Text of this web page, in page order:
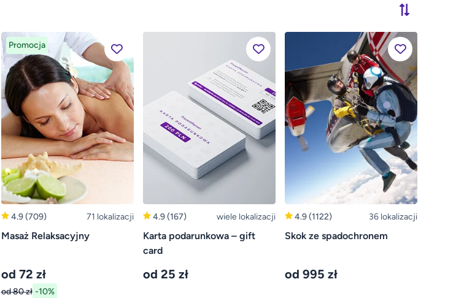
Promocja
4.9(709) 71 lokalizacji
Masaż Relaksacyjny
od 72 zł
od 80 zł -10%
4.9(167) wiele lokalizacji
Karta podarunkowa – gift
card
od 25 zł
4.9(1122) 36 lokalizacji
Skok ze spadochronem
od 995 zł